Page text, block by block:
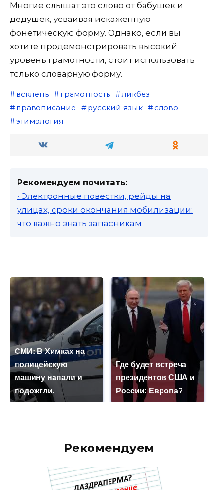
Многие слышат это слово от бабушек и
дедушек, усваивая искаженную
фонетическую форму. Однако, если вы
хотите продемонстрировать высокий
уровень грамотности, стоит использовать
только словарную форму.
всклень грамотность
ликбез
правописание
русский язык
слово
этимология
Рекомендуем почитать:
• Электронные повестки, рейды на
улицах, сроки окончания мобилизации:
что важно знать запасникам
СМИ: В Химках на
полицейскую
машину напали и
подожгли.
Где будет встреча
президентов США и
России: Европа?
Рекомендуем